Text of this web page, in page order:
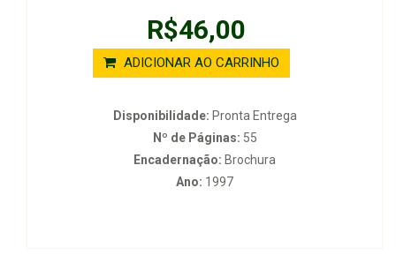
R$46,00
ADICIONAR AO CARRINHO
Disponibilidade: Pronta Entrega
Nº de Páginas: 55
Encadernação: Brochura
Ano: 1997